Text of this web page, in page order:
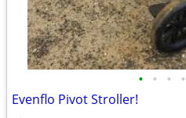
• • • •
Evenflo Pivot Stroller!